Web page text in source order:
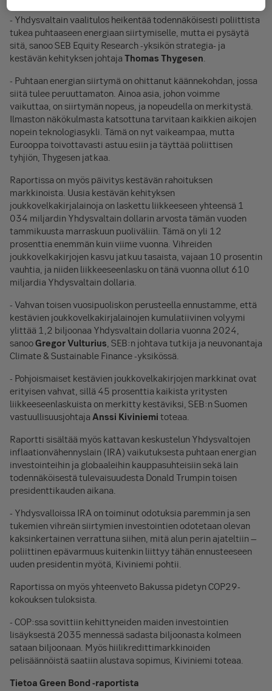
- Yhdysvaltain vaalitulos heikentää todennäköisesti poliittista
tukea puhtaaseen energiaan siirtymiselle, mutta ei pysäytä
sitä, sanoo SEB Equity Research -yksikön strategia- ja
kestävän kehityksen johtaja Thomas Thygesen.
- Puhtaan energian siirtymä on ohittanut käännekohdan, jossa
siitä tulee peruuttamaton. Ainoa asia, johon voimme
vaikuttaa, on siirtymän nopeus, ja nopeudella on merkitystä.
Ilmaston näkökulmasta katsottuna tarvitaan kaikkien aikojen
nopein teknologiasykli. Tämä on nyt vaikeampaa, mutta
Eurooppa toivottavasti astuu esiin ja täyttää poliittisen
tyhjiön, Thygesen jatkaa.
Raportissa on myös päivitys kestävän rahoituksen
markkinoista. Uusia kestävän kehityksen
joukkovelkakirjalainoja on laskettu liikkeeseen yhteensä 1
034 miljardin Yhdysvaltain dollarin arvosta tämän vuoden
tammikuusta marraskuun puoliväliin. Tämä on yli 12
prosenttia enemmän kuin viime vuonna. Vihreiden
joukkovelkakirjojen kasvu jatkuu tasaista, vajaan 10 prosentin
vauhtia, ja niiden liikkeeseenlasku on tänä vuonna ollut 610
miljardia Yhdysvaltain dollaria.
- Vahvan toisen vuosipuoliskon perusteella ennustamme, että
kestävien joukkovelkakirjalainojen kumulatiivinen volyymi
ylittää 1,2 biljoonaa Yhdysvaltain dollaria vuonna 2024,
sanooGregor Vulturius, SEB:n johtava tutkija ja neuvonantaja
Climate & Sustainable Finance -yksikössä.
- Pohjoismaiset kestävien joukkovelkakirjojen markkinat ovat
erityisen vahvat, sillä 45 prosenttia kaikista yritysten
liikkeeseenlaskuista on merkitty kestäviksi, SEB:n Suomen
vastuullisuusjohtaja Anssi Kiviniemi toteaa.
Raportti sisältää myös kattavan keskustelun Yhdysvaltojen
inflaationvähennyslain (IRA) vaikutuksesta puhtaan energian
investointeihin ja globaaleihin kauppasuhteisiin sekä lain
todennäköisestä tulevaisuudesta Donald Trumpin toisen
presidenttikauden aikana.
- Yhdysvalloissa IRA on toiminut odotuksia paremmin ja sen
tukemien vihreän siirtymien investointien odotetaan olevan
kaksinkertainen verrattuna siihen, mitä alun perin ajateltiin –
poliittinen epävarmuus kuitenkin liittyy tähän ennusteeseen
uuden presidentin myötä, Kiviniemi pohtii.
Raportissa on myös yhteenveto Bakussa pidetyn COP29-
kokouksen tuloksista.
- COP:ssa sovittiin kehittyneiden maiden investointien
lisäyksestä 2035 mennessä sadasta biljoonasta kolmeen
sataan biljoonaan. Myös hiilikredittimarkkinoiden
pelisäännöistä saatiin alustava sopimus, Kiviniemi toteaa.
Tietoa Green Bond -raportista